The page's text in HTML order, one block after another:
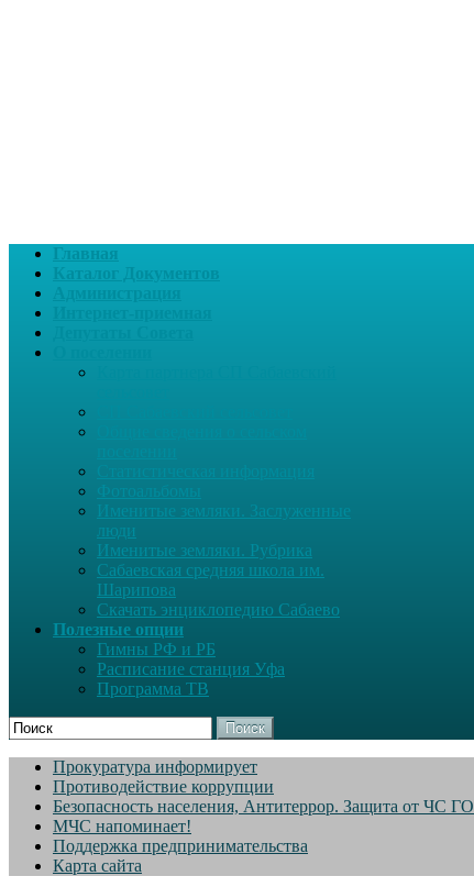
Главная
Каталог Документов
Фотоальбомы
Именитые земляки. Заслуженные
люди
Именитые земляки. Рубрика
Сабаевская средняя школа им.
Шарипова
Скачать энциклопедию Сабаево
Полезные опции
Гимны РФ и РБ
Расписание станция Уфа
Программа ТВ
Поиск
Прокуратура информирует
Противодействие коррупции
Безопасность населения, Антитеррор. Защита от ЧС ГО
МЧС напоминает!
Поддержка предпринимательства
Карта сайта